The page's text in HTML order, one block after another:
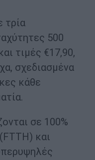
τρία
500
τιμές €17,90,
σχεδιασμένα
κάθε
σε 100%
και